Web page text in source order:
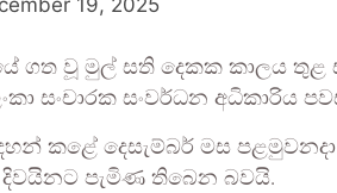
19, 2025
ගත වූ මුල් සති දෙකක කාලය
සංචාරක සංවර්ධන අධිකාරිය
කළේ දෙසැම්බර් මස
දිවයිනට පැමිණ තිබෙන බවයි.